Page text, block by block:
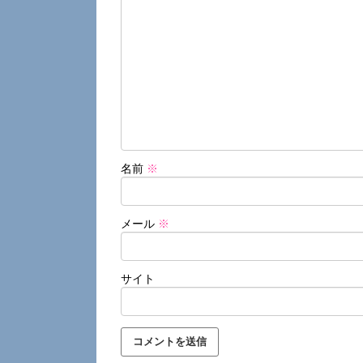
名前 ※
メール ※
サイト